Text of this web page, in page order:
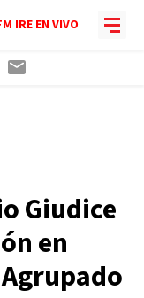
IRE EN VIVO
Giudice
en